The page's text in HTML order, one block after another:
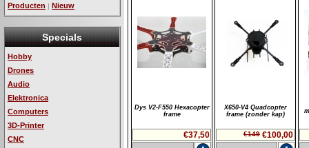
Producten | Nieuw
Specials
Hobby
Drones
Audio
Elektronica
Computers
3D-Printer
CNC
Dys V2-F550 Hexacopter
frame
€37,50
X650-V4 Quadcopter
frame (zonder kap)
€149 €100,00